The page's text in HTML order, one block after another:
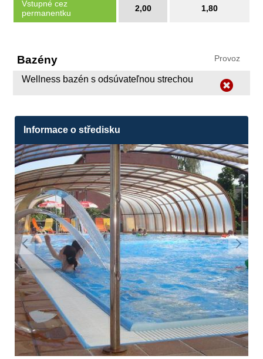
Vstupné cez
permanentku
2,00 1,80
Bazény Provoz
Wellness bazén s odsúvateľnou strechou
Informace o středisku